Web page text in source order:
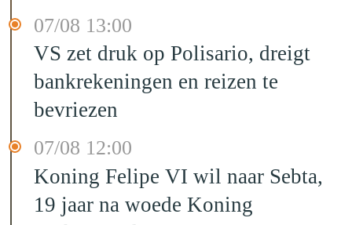
07/08 13:00
VS zet druk op Polisario, dreigt
bankrekeningen en reizen te
bevriezen
07/08 12:00
Koning Felipe VI wil naar Sebta,
19 jaar na woede Koning